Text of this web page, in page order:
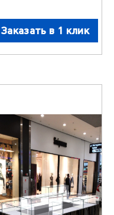
Заказать в 1 клик